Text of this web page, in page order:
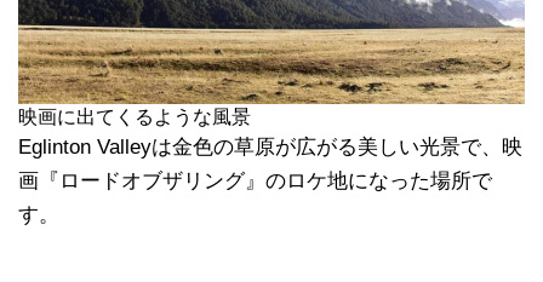
映画に出てくるような風景
Eglinton Valleyは金色の草原が広がる美しい光景で、映
画『ロードオブザリング』のロケ地になった場所で
す。